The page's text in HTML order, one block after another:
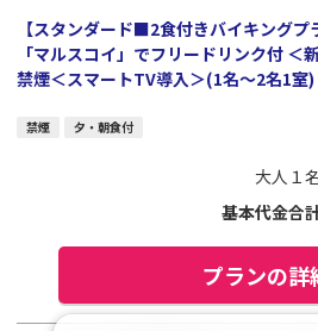
【スタンダード■2食付きバイキング
「マルスコイ」でフリードリンク付 ＜
禁煙＜スマートTV導入＞(1名～2名1室)
禁煙 夕・朝食付
大人１
基本代金合
プランの詳